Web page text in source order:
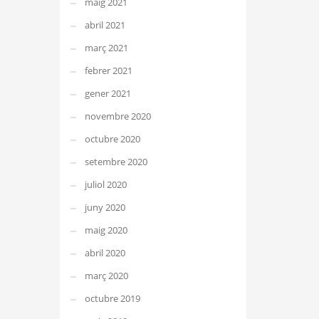
abril 2021
març 2021
febrer 2021
gener 2021
novembre 2020
octubre 2020
setembre 2020
juliol 2020
juny 2020
maig 2020
abril 2020
març 2020
octubre 2019